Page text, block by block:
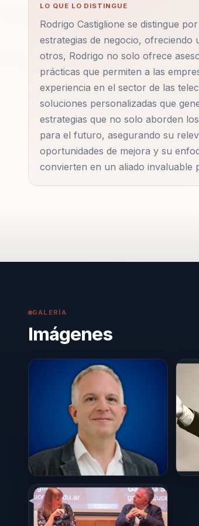
LO QUE LO DISTINGUE
Rodrigo Castiglione se distingue
estrategias de negocio,
otros, Rodrigo no solo ofrece
prácticas que permiten a las
experiencia en el sector de las
soluciones personalizadas que
estrategias que no solo aborden
para el futuro, asegurando su
oportunidades de mejora y su
convierten en un aliado invaluable
GALERÍA
Imágenes